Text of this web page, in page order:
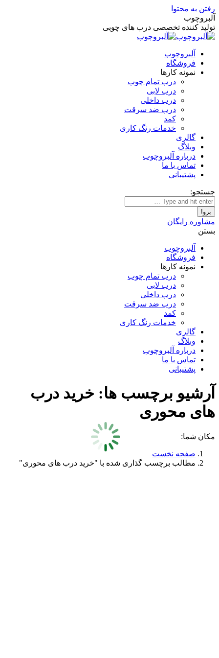
رفتن به محتوا
آلبروچوب
تولید کننده تخصصی درب های چوبی
آلبروچوب
فروشگاه
نمونه کارها
درب تمام چوب
درب لابی
درب داخلی
درب ضد سرقت
کمد
خدمات رنگ کاری
گالری
وبلاگ
درباره آلبروچوب
تماس با ما
پشتیبانی
جستجو:
مشاوره رایگان
بستن
آلبروچوب
فروشگاه
نمونه کارها
درب تمام چوب
درب لابی
درب داخلی
درب ضد سرقت
کمد
خدمات رنگ کاری
گالری
وبلاگ
درباره آلبروچوب
تماس با ما
پشتیبانی
آرشیو برچسب ها: خرید درب
های محوری
مکان شما:
صفحه نخست
مطالب برچسب گذاری شده با "خرید درب های محوری"